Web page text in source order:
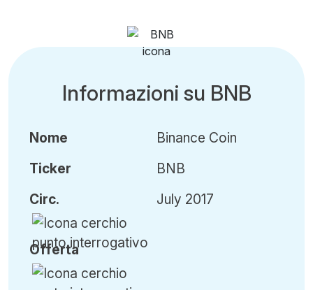
Informazioni su BNB
Nome
Ticker
Circ.
Offerta
Binance Coin
BNB
July 2017